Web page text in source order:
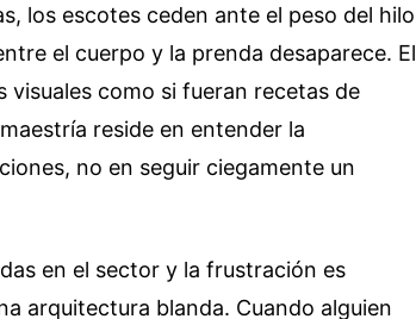
los escotes ceden ante el peso del hilo
el cuerpo y la prenda desaparece. El
visuales como si fueran recetas de
reside en entender la
no en seguir ciegamente un
en el sector y la frustración es
arquitectura blanda. Cuando alguien